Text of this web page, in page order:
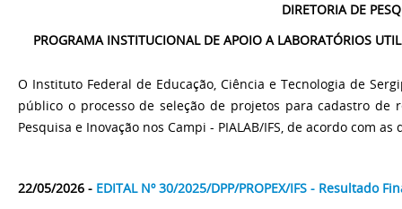
DIRETORIA DE
PROGRAMA INSTITUCIONAL DE APOIO A LABORATÓRIOS
O Instituto Federal de Educação, Ciência e Tecnologia de
público o processo de seleção de projetos para cadastro de
Pesquisa e Inovação nos Campi - PIALAB/IFS, de acordo com
22/05/2026 - EDITAL Nº 30/2025/DPP/PROPEX/IFS - Resultado